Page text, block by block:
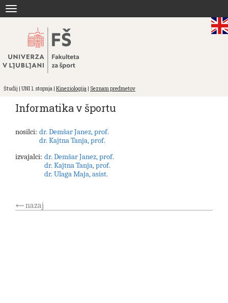
navigation
Študij | UNI 1. stopnja | Kineziologija | Seznam predmetov
Informatika v športu
nosilci: dr. Demšar Janez, prof.
dr. Kajtna Tanja, prof.
izvajalci: dr. Demšar Janez, prof.
dr. Kajtna Tanja, prof.
dr. Ulaga Maja, asist.
nazaj